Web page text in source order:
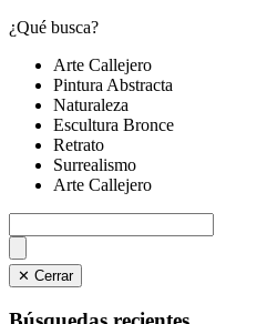
¿Qué busca?
Arte Callejero
Pintura Abstracta
Naturaleza
Escultura Bronce
Retrato
Surrealismo
Arte Callejero
✕ Cerrar